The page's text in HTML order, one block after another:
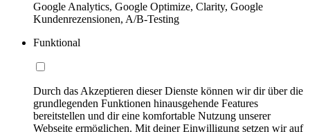
Google Analytics, Google Optimize, Clarity, Google
Kundenrezensionen, A/B-Testing
Funktional
Durch das Akzeptieren dieser Dienste können wir dir über die
grundlegenden Funktionen hinausgehende Features
bereitstellen und dir eine komfortable Nutzung unserer
Webseite ermöglichen. Mit deiner Einwilligung setzen wir auf